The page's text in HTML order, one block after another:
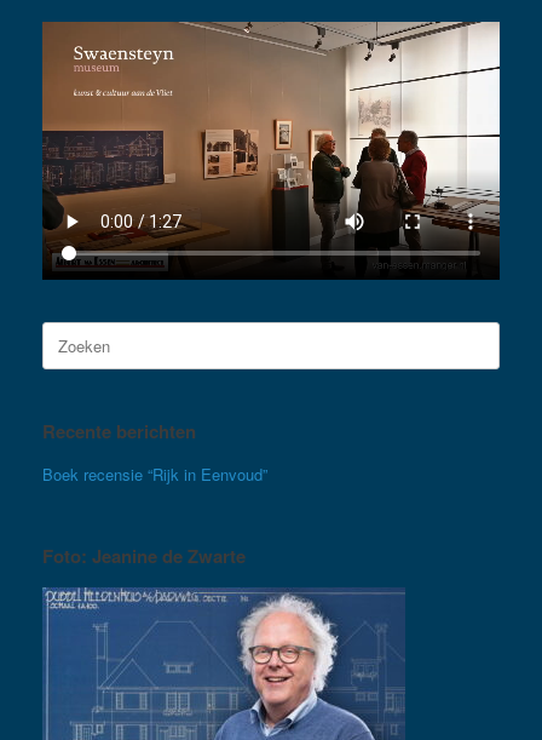
Zoeken
naar:
Recente berichten
Boek recensie “Rijk in Eenvoud”
Foto: Jeanine de Zwarte